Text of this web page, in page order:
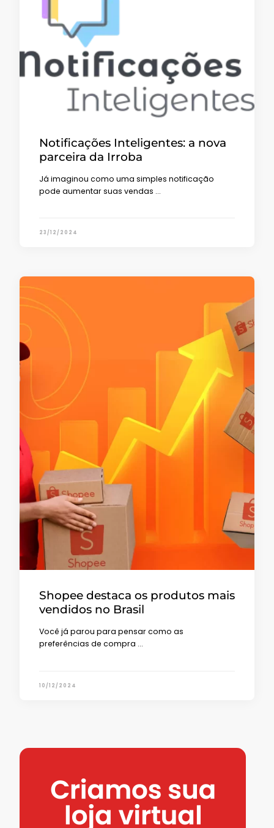
Notificações Inteligentes: a nova
parceira da Irroba
Já imaginou como uma simples notificação
pode aumentar suas vendas …
23/12/2024
Shopee destaca os produtos mais
vendidos no Brasil
Você já parou para pensar como as
preferências de compra …
10/12/2024